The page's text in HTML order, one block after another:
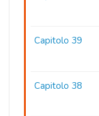
Capitolo 39
Capitolo 38